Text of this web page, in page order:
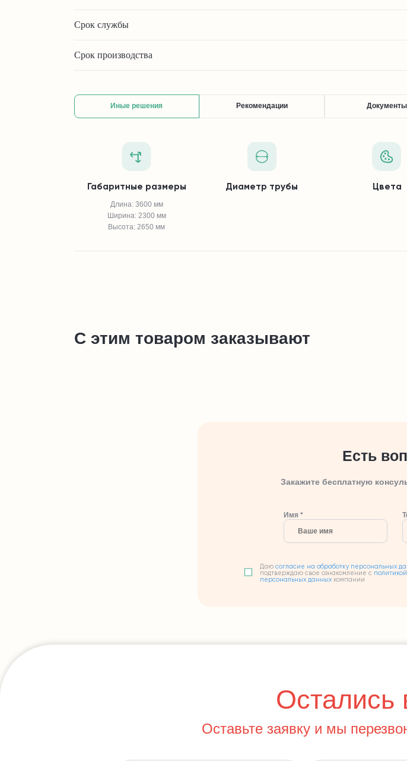
Срок службы
Срок производства
Иные решения Рекомендации Документы
Габаритные размеры
Длина: 3600 мм
Ширина: 2300 мм
Высота: 2650 мм
Диаметр трубы Цвета
С этим товаром заказывают
Есть
Закажите бесплатную
Имя *
Даю согласие на обработку персональных
подтверждаю свое ознакомление с
персональных данных компании
Остались
Оставьте заявку и мы